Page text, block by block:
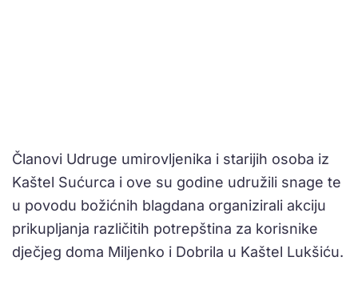
Članovi Udruge umirovljenika i starijih osoba iz
Kaštel Sućurca i ove su godine udružili snage te
u povodu božićnih blagdana organizirali akciju
prikupljanja različitih potrepština za korisnike
dječjeg doma Miljenko i Dobrila u Kaštel Lukšiću.